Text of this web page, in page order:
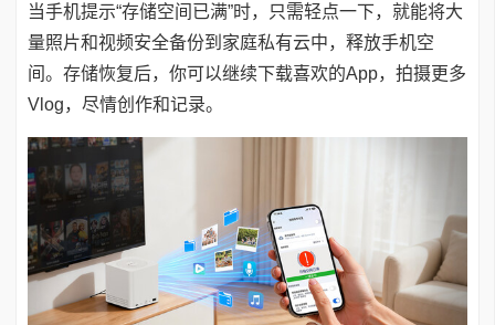
当手机提示“存储空间已满”时，只需轻点一下，就能将大
量照片和视频安全备份到家庭私有云中，释放手机空
间。存储恢复后，你可以继续下载喜欢的App，拍摄更多
Vlog，尽情创作和记录。